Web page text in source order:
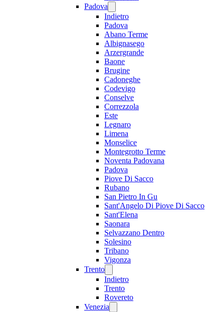
Padova
Indietro
Padova
Abano Terme
Albignasego
Arzergrande
Baone
Brugine
Cadoneghe
Codevigo
Conselve
Correzzola
Este
Legnaro
Limena
Monselice
Montegrotto Terme
Noventa Padovana
Padova
Piove Di Sacco
Rubano
San Pietro In Gu
Sant'Angelo Di Piove Di Sacco
Sant'Elena
Saonara
Selvazzano Dentro
Solesino
Tribano
Vigonza
Trento
Indietro
Trento
Rovereto
Venezia